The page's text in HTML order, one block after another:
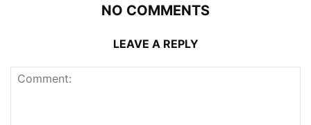
NO COMMENTS
LEAVE A REPLY